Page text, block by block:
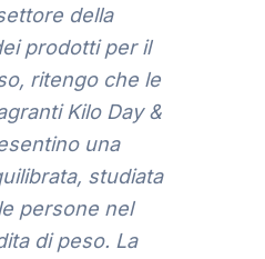
della
prodotti per il
ritengo che le
Kilo Day &
una
studiata
persone nel
di peso. La